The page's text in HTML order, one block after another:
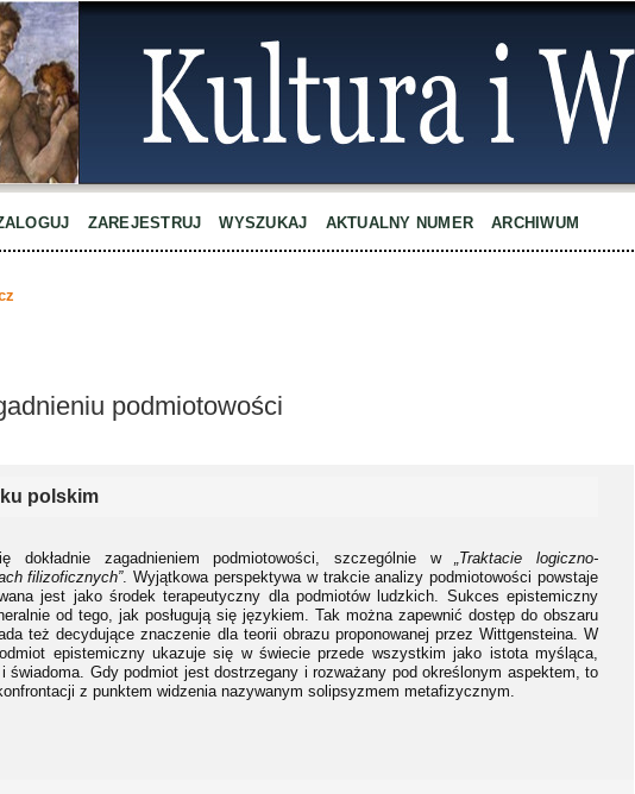
ZAREJESTRUJ WYSZUKAJ AKTUALNY NUMER ARCHIWUM
podmiotowości
polskim
dokładnie zagadnieniem podmiotowości, szczególnie w
„Traktacie logiczno-
filizoficznych”. Wyjątkowa perspektywa w trakcie analizy podmiotowości powstaje
jest jako środek terapeutyczny dla podmiotów ludzkich. Sukces epistemiczny
od tego, jak posługują się językiem. Tak można zapewnić dostęp do obszaru
też decydujące znaczenie dla teorii obrazu proponowanej przez Wittgensteina. W
epistemiczny ukazuje się w świecie przede wszystkim jako istota myśląca,
świadoma. Gdy podmiot jest dostrzegany i rozważany pod określonym aspektem, to
z punktem widzenia nazywanym solipsyzmem metafizycznym.